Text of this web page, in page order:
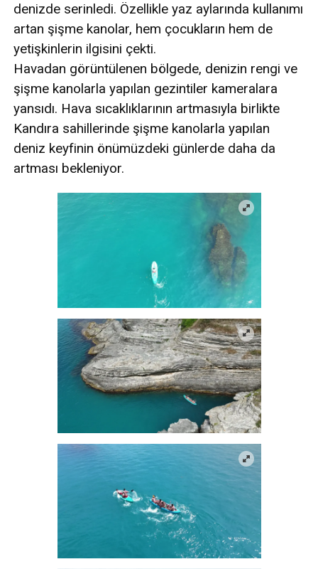
denizde serinledi. Özellikle yaz aylarında kullanımı
artan şişme kanolar, hem çocukların hem de
yetişkinlerin ilgisini çekti.
Havadan görüntülenen bölgede, denizin rengi ve
şişme kanolarla yapılan gezintiler kameralara
yansıdı. Hava sıcaklıklarının artmasıyla birlikte
Kandıra sahillerinde şişme kanolarla yapılan
deniz keyfinin önümüzdeki günlerde daha da
artması bekleniyor.